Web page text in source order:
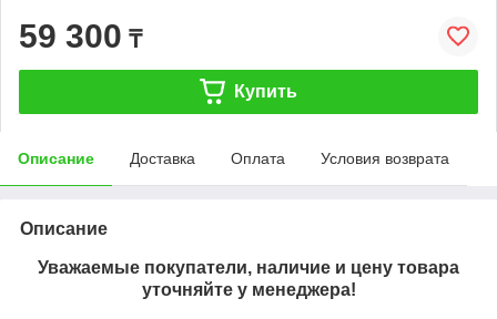
59 300 ₸
Купить
Описание Доставка Оплата Условия возврата
Описание
Уважаемые покупатели, наличие и цену товара
уточняйте у менеджера!